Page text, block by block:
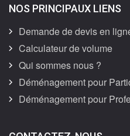
NOS PRINCIPAUX LIENS
Demande de devis en
Calculateur de volume
Qui sommes nous ?
Déménagement pour
Déménagement pour